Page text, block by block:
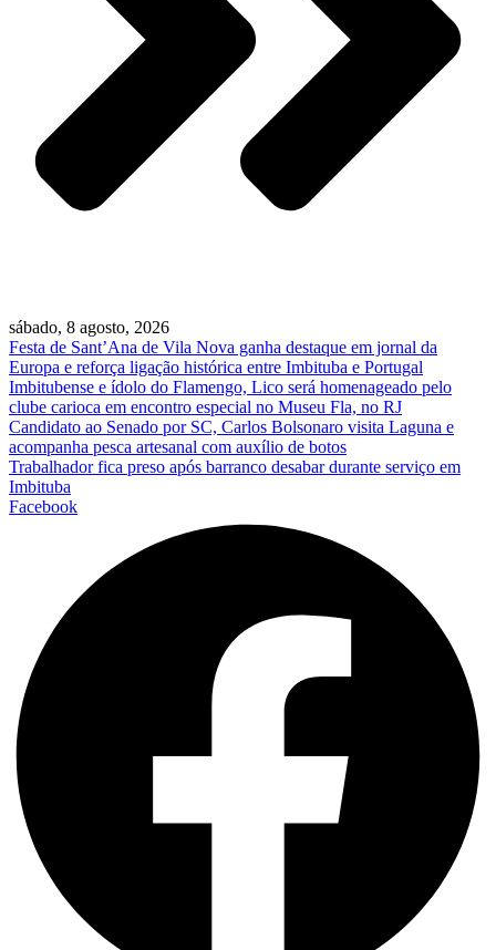
sábado, 8 agosto, 2026
Festa de Sant’Ana de Vila Nova ganha destaque em jornal da
Europa e reforça ligação histórica entre Imbituba e Portugal
Imbitubense e ídolo do Flamengo, Lico será homenageado pelo
clube carioca em encontro especial no Museu Fla, no RJ
Candidato ao Senado por SC, Carlos Bolsonaro visita Laguna e
acompanha pesca artesanal com auxílio de botos
Trabalhador fica preso após barranco desabar durante serviço em
Imbituba
Facebook